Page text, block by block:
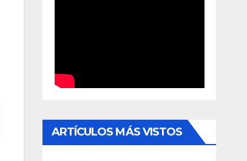
ARTÍCULOS MÁS VISTOS